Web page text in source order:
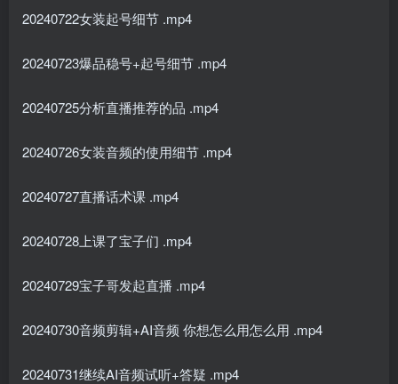
20240722女装起号细节 .mp4
20240723爆品稳号+起号细节 .mp4
20240725分析直播推荐的品 .mp4
20240726女装音频的使用细节 .mp4
20240727直播话术课 .mp4
20240728上课了宝子们 .mp4
20240729宝子哥发起直播 .mp4
20240730音频剪辑+AI音频 你想怎么用怎么用 .mp4
20240731继续AI音频试听+答疑 .mp4